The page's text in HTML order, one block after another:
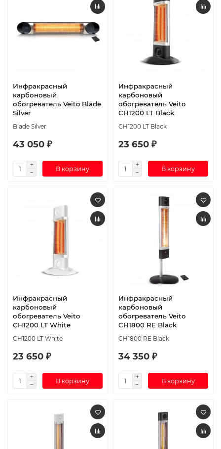
Инфракрасный
карбоновый
обогреватель Veito Blade
Silver
Blade Silver
43 050 ₽
В корзину
Инфракрасный
карбоновый
обогреватель Veito
CH1200 LT Black
CH1200 LT Black
23 650 ₽
В корзину
Инфракрасный
карбоновый
обогреватель Veito
CH1200 LT White
CH1200 LT White
23 650 ₽
В корзину
Инфракрасный
карбоновый
обогреватель Veito
CH1800 RE Black
CH1800 RE Black
34 350 ₽
В корзину